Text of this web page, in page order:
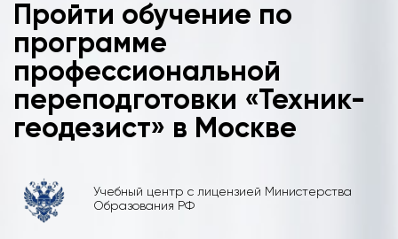
Пройти обучение по
программе
профессиональной
переподготовки «Техник-
геодезист» в Москве
Учебный центр с лицензией Министерства
Образования РФ